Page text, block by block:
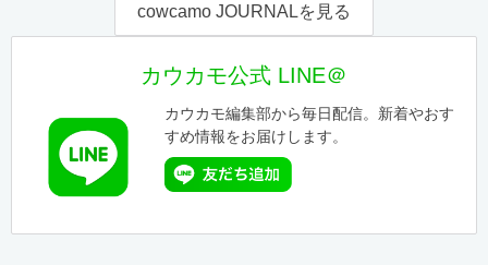
cowcamo JOURNALを見る
カウカモ公式 LINE＠
カウカモ編集部から毎日配信。新着やおす
すめ情報をお届けします。